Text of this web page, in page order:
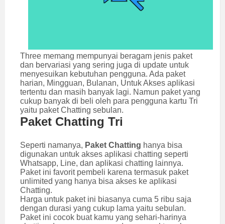
Three memang mempunyai beragam jenis paket
dan bervariasi yang sering juga di update untuk
menyesuikan kebutuhan pengguna. Ada paket
harian, Mingguan, Bulanan, Untuk Akses aplikasi
tertentu dan masih banyak lagi. Namun paket yang
cukup banyak di beli oleh para pengguna kartu Tri
yaitu paket Chatting sebulan.
Paket Chatting Tri
Seperti namanya, Paket Chatting hanya bisa
digunakan untuk akses aplikasi chatting seperti
Whatsapp, Line, dan aplikasi chatting lainnya.
Paket ini favorit pembeli karena termasuk paket
unlimited yang hanya bisa akses ke aplikasi
Chatting.
Harga untuk paket ini biasanya cuma 5 ribu saja
dengan durasi yang cukup lama yaitu sebulan.
Paket ini cocok buat kamu yang sehari-harinya